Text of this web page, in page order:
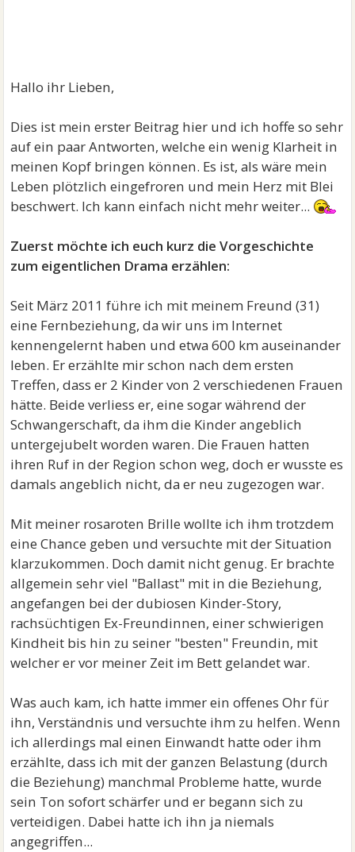
Hallo ihr Lieben,
Dies ist mein erster Beitrag hier und ich hoffe so sehr
auf ein paar Antworten, welche ein wenig Klarheit in
meinen Kopf bringen können. Es ist, als wäre mein
Leben plötzlich eingefroren und mein Herz mit Blei
beschwert. Ich kann einfach nicht mehr weiter...
Zuerst möchte ich euch kurz die Vorgeschichte
zum eigentlichen Drama erzählen:
Seit März 2011 führe ich mit meinem Freund (31)
eine Fernbeziehung, da wir uns im Internet
kennengelernt haben und etwa 600 km auseinander
leben. Er erzählte mir schon nach dem ersten
Treffen, dass er 2 Kinder von 2 verschiedenen Frauen
hätte. Beide verliess er, eine sogar während der
Schwangerschaft, da ihm die Kinder angeblich
untergejubelt worden waren. Die Frauen hatten
ihren Ruf in der Region schon weg, doch er wusste es
damals angeblich nicht, da er neu zugezogen war.
Mit meiner rosaroten Brille wollte ich ihm trotzdem
eine Chance geben und versuchte mit der Situation
klarzukommen. Doch damit nicht genug. Er brachte
allgemein sehr viel "Ballast" mit in die Beziehung,
angefangen bei der dubiosen Kinder-Story,
rachsüchtigen Ex-Freundinnen, einer schwierigen
Kindheit bis hin zu seiner "besten" Freundin, mit
welcher er vor meiner Zeit im Bett gelandet war.
Was auch kam, ich hatte immer ein offenes Ohr für
ihn, Verständnis und versuchte ihm zu helfen. Wenn
ich allerdings mal einen Einwandt hatte oder ihm
erzählte, dass ich mit der ganzen Belastung (durch
die Beziehung) manchmal Probleme hatte, wurde
sein Ton sofort schärfer und er begann sich zu
verteidigen. Dabei hatte ich ihn ja niemals
angegriffen...